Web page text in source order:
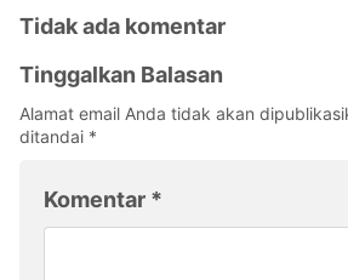
Tidak ada komentar
Tinggalkan Balasan
Alamat email Anda tidak akan
ditandai *
Komentar *